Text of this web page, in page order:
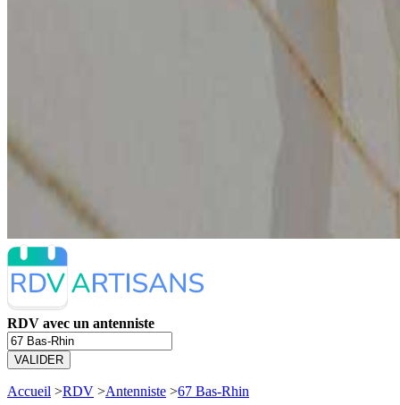
RDV avec un antenniste
VALIDER
Accueil >RDV >Antenniste >67 Bas-Rhin